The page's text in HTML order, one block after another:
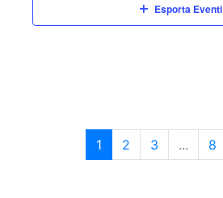
Esporta Eventi
1 2 3 ... 8